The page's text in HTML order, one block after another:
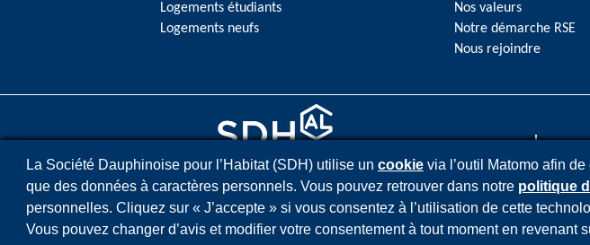
La Société Dauphinoise pour l’Habitat (SDH) utilise un cookievia l’outil Matomo afin
que des données à caractères personnels. Vous pouvez retrouver dans notre politique
personnelles. Cliquez sur « J’accepte » si vous consentez à l’utilisation de cette
Vous pouvez changer d’avis et modifier votre consentement à tout moment en revenant
Logements étudiants
Logements neufs
Nos valeurs
Notre démarche RSE
Nous rejoindre
Société